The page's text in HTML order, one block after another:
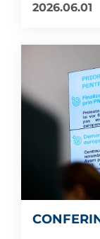
2026.06.01